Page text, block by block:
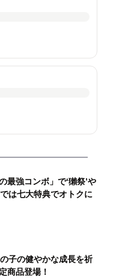
最強コンボ」で‘獺祭’や
は七大特典でオトクに
子の健やかな成長を祈
商品登場！